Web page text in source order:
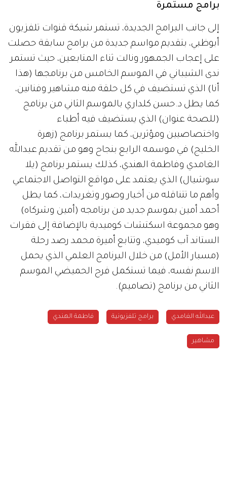
برامج مستمرة
إلى جانب البرامج الجديدة، تستمر شبكة قنوات تلفزيون
أبوظبي، بتقديم مواسم جديدة من برامج سابقة حصلت
على إعجاب الجمهور ونالت ثناء المتابعين، حيث تستمر
ندى الشيباني في الموسم الخامس من برنامجها (هذا
أنا) الذي تستضيف في كل حلقة منه مشاهير وفنانين،
كما يطل د.حسن كلداري بالموسم الثاني من برنامج
(للصحة عنوان) الذي يستضيف فيه أطباء
واختصاصيين ومؤثرين، كما يستمر برنامج (زهرة
الخليج) في موسمه الرابع بنجاح وهو من تقديم عبدالله
الغامدي وفاطمة الهندي، كذلك يستمر برنامج (يلا
سوشيال) الذي يعتمد على مواقع التواصل الاجتماعي
وأهم ما تتناقله من أخبار وصور وتغريدات، كما يطل
أحمد أمين بموسم جديد من برنامجه (أمين وشركاه)
وهو مجموعة اسكتشات كوميدية بالإضافة إلى فقرات
الستاند آب كوميدي، وتتابع أميرة محمد رصد رحلة
(مسبار الأمل) من خلال البرنامج العلمي الذي يحمل
الاسم نفسه، فيما تستكمل فرح الحميضي الموسم
الثاني من برنامج (تصاميم).
عبدالله الغامدي برامج تلفزيونية فاطمة الهندي
مشاهير